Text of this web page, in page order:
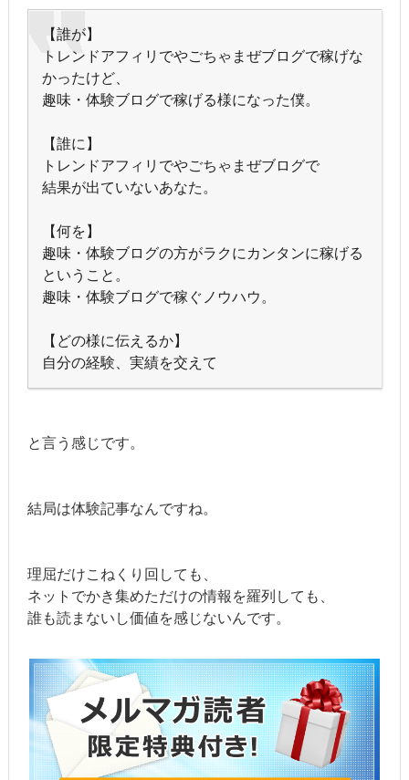
【誰が】
トレンドアフィリでやごちゃまぜブログで稼げな
かったけど、
趣味・体験ブログで稼げる様になった僕。
【誰に】
トレンドアフィリでやごちゃまぜブログで
結果が出ていないあなた。
【何を】
趣味・体験ブログの方がラクにカンタンに稼げる
ということ。
趣味・体験ブログで稼ぐノウハウ。
【どの様に伝えるか】
自分の経験、実績を交えて
と言う感じです。
結局は体験記事なんですね。
理屈だけこねくり回しても、
ネットでかき集めただけの情報を羅列しても、
誰も読まないし価値を感じないんです。